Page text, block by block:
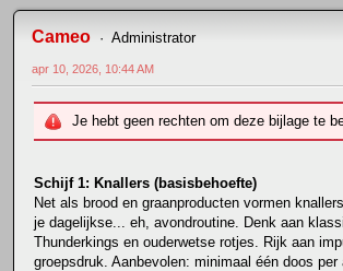
Cameo Administrator
apr 10, 2026, 10:44 AM
Je hebt geen rechten om deze bijlage te
Schijf 1: Knallers (basisbehoefte)
Net als brood en graanproducten vormen
je dagelijkse... eh, avondroutine. Denk aan
Thunderkings en ouderwetse rotjes. Rijk aan
groepsdruk. Aanbevolen: minimaal één doos per